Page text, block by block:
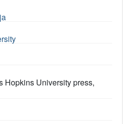
Hopkins University press,